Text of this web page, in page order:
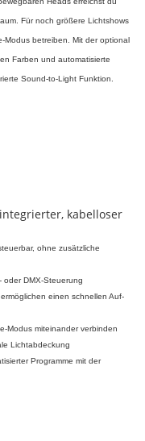
Für noch größere Lichtshows
Modus betreiben. Mit der optional
Farben und automatisierte
Sound-to-Light Funktion.
kabelloser
ohne zusätzliche
oder DMX-Steuerung
einen schnellen Auf-
Modus miteinander verbinden
Lichtabdeckung
Programme mit der